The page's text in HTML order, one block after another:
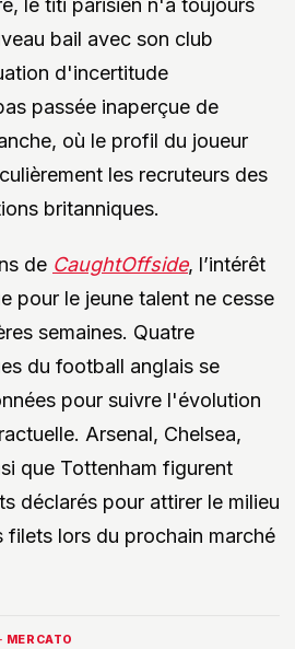
bail avec son club
d'incertitude
passée inaperçue de
où le profil du joueur
les recruteurs des
britanniques.
de CaughtOffside, l’intérêt
pour le jeune talent ne cesse
semaines. Quatre
du football anglais se
pour suivre l'évolution
Arsenal, Chelsea,
que Tottenham figurent
déclarés pour attirer le milieu
filets lors du prochain marché
MERCATO